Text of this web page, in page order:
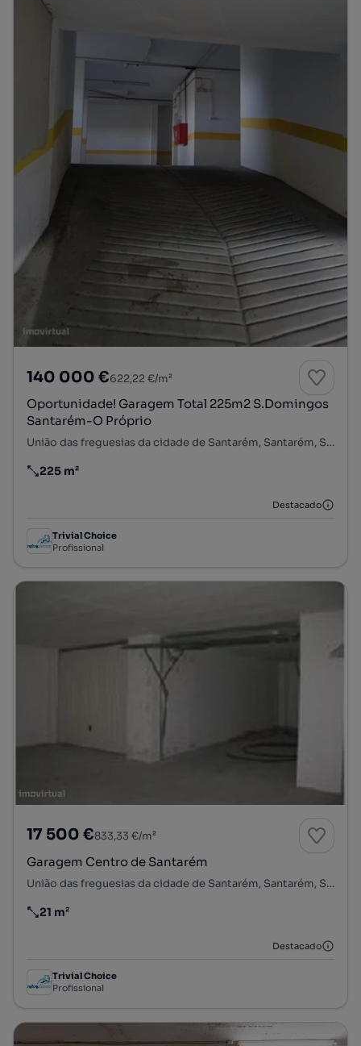
140 000 €622,22 €/m²
Oportunidade! Garagem Total 225m2 S.Domingos
Santarém-O Próprio
União das freguesias da cidade de Santarém, Santarém, Santarém
Preço por metro quadrado
225 m²
Destacado
Trivial Choice
Profissional
17 500 €833,33 €/m²
Garagem Centro de Santarém
União das freguesias da cidade de Santarém, Santarém, Santarém
Preço por metro quadrado
21 m²
Destacado
Trivial Choice
Profissional